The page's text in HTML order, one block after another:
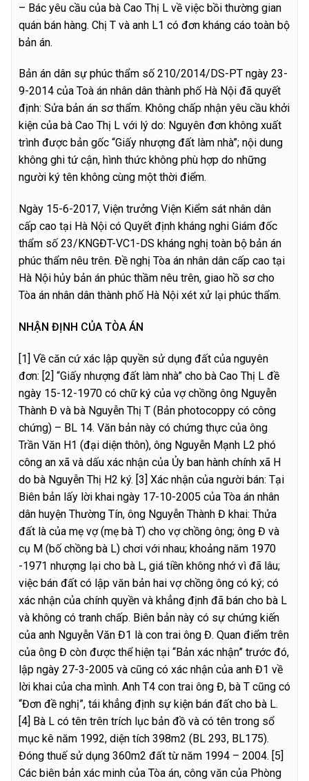
– Bác yêu cầu của bà Cao Thị L về việc bồi thường gian
quán bán hàng. Chị T và anh L1 có đơn kháng cáo toàn bộ
bản án.
Bản án dân sự phúc thẩm số 210/2014/DS-PT ngày 23-
9-2014 của Toà án nhân dân thành phố Hà Nội đã quyết
định: Sửa bản án sơ thẩm. Không chấp nhận yêu cầu khởi
kiện của bà Cao Thị L với lý do: Nguyên đơn không xuất
trình được bản gốc “Giấy nhượng đất làm nhà”; nội dung
không ghi tứ cận, hình thức không phù hợp do những
người ký tên không cùng một thời điểm.
Ngày 15-6-2017, Viện trưởng Viện Kiểm sát nhân dân
cấp cao tại Hà Nội có Quyết định kháng nghi Giám đốc
thẩm số 23/KNGĐT-VC1-DS kháng nghị toàn bộ bản án
phúc thẩm nêu trên. Đề nghị Tòa án nhân dân cấp cao tại
Hà Nội hủy bản án phúc thầm nêu trên, giao hồ sơ cho
Tòa án nhân dân thành phố Hà Nội xét xử lại phúc thẩm.
NHẬN ĐỊNH CỦA TÒA ÁN
[1] Về căn cứ xác lập quyền sử dụng đất của nguyên
đơn: [2] “Giấy nhượng đất làm nhà” cho bà Cao Thị L đề
ngày 15-12-1970 có chữ ký của vợ chồng ông Nguyễn
Thành Đ và bà Nguyễn Thị T (Bản photocoppy có công
chứng) – BL 14. Văn bản này có chứng thực của ông
Trần Văn H1 (đại diện thôn), ông Nguyễn Mạnh L2 phó
công an xã và dấu xác nhận của Ủy ban hành chính xã H
do bà Nguyễn Thị H2 ký. [3] Xác nhận của người bán: Tại
Biên bản lấy lời khai ngày 17-10-2005 của Tòa án nhân
dân huyện Thường Tín, ông Nguyễn Thành Đ khai: Thửa
đất là của mẹ vợ (mẹ bà T) cho vợ chồng ông; ông Đ và
cụ M (bố chồng bà L) chơi với nhau; khoảng năm 1970
-1971 nhượng lại cho bà L, giá tiền không nhớ vì đã lâu;
việc bán đất có lập văn bản hai vợ chồng ông có ký; có
xác nhận của chính quyền và khẳng định đã bán cho bà L
và không có tranh chấp. Biên bản này có sự chứng kiến
của anh Nguyễn Văn Đ1 là con trai ông Đ. Quan điểm trên
của ông Đ còn được thể hiện tại “Bản xác nhận” trước đó,
lập ngày 27-3-2005 và cũng có xác nhận của anh Đ1 về
lời khai của cha mình. Anh T4 con trai ông Đ, bà T cũng có
“Đơn đề nghị”, tái khẳng định sự kiện bán đất cho bà L.
[4] Bà L có tên trên trích lục bản đồ và có tên trong sổ
mục kê năm 1992, diện tích 398m2 (BL 293, BL175).
Đóng thuế sử dụng 360m2 đất từ năm 1994 – 2004. [5]
Các biên bản xác minh của Tòa án, công văn của Phòng